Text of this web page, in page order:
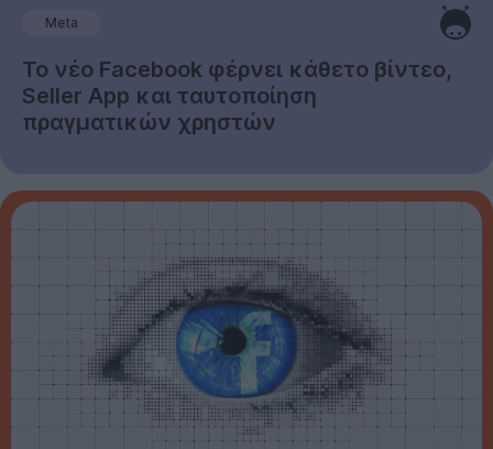
Meta
Το νέο Facebook φέρνει κάθετο βίντεο,
Seller App και ταυτοποίηση
πραγματικών χρηστών